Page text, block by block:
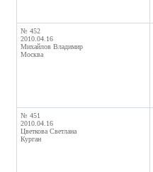
№ 452
2010.04.16
Михайлов Владимир
Москва
№ 451
2010.04.16
Цветкова Светлана
Курган